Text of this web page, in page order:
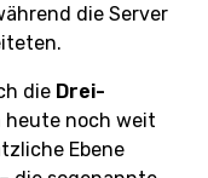
die Server
die Drei-
heute noch weit
Ebene